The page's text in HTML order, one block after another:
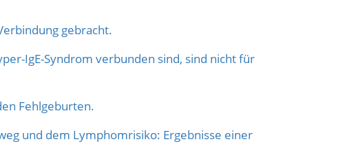
gebracht.
IgE-Syndrom verbunden sind, sind nicht für
Fehlgeburten.
und dem Lymphomrisiko: Ergebnisse einer